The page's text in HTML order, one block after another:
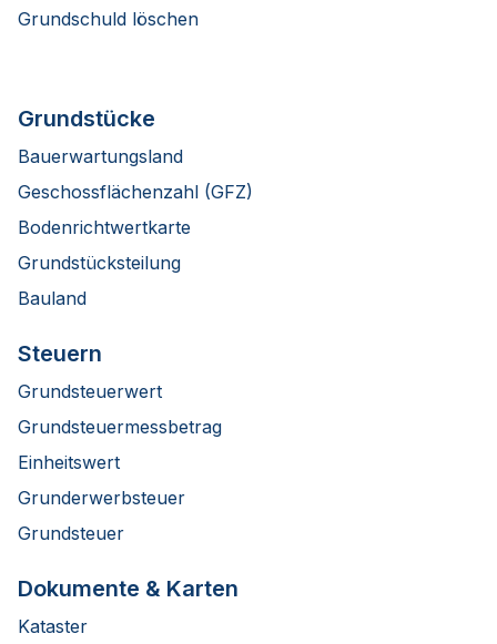
Grundschuld löschen
Grundstücke
Bauerwartungsland
Geschossflächenzahl (GFZ)
Bodenrichtwertkarte
Grundstücksteilung
Bauland
Steuern
Grundsteuerwert
Grundsteuermessbetrag
Einheitswert
Grunderwerbsteuer
Grundsteuer
Dokumente & Karten
Kataster